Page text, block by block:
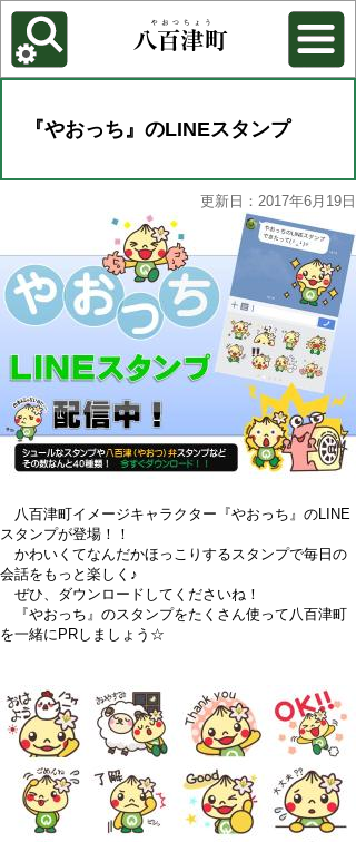
各種機能
背景色を変更する
『やおっち』のLINEスタンプ
更新日：2017年6月19日
八百津町イメージキャラクター『やおっち』のLINE
スタンプが登場！！
かわいくてなんだかほっこりするスタンプで毎日の
会話をもっと楽しく♪
ぜひ、ダウンロードしてくださいね！
『やおっち』のスタンプをたくさん使って八百津町
を一緒にPRしましょう☆